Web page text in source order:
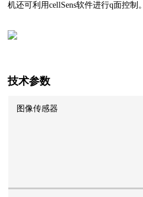
机还可利用cellSens软件进行q面控制。
技术参数
图像传感器